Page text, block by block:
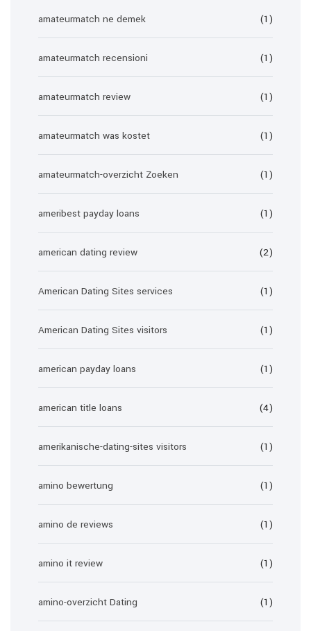
amateurmatch ne demek (1)
amateurmatch recensioni (1)
amateurmatch review (1)
amateurmatch was kostet (1)
amateurmatch-overzicht Zoeken (1)
ameribest payday loans (1)
american dating review (2)
American Dating Sites services (1)
American Dating Sites visitors (1)
american payday loans (1)
american title loans (4)
amerikanische-dating-sites visitors (1)
amino bewertung (1)
amino de reviews (1)
amino it review (1)
amino-overzicht Dating (1)